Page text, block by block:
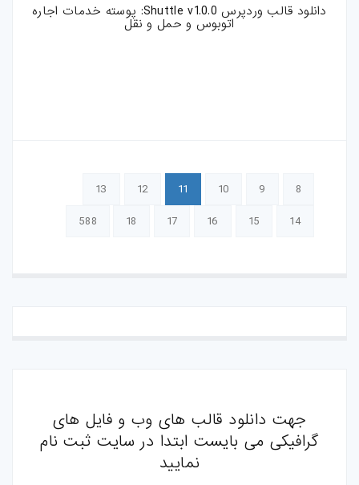
دانلود قالب وردپرس Shuttle v1.0.0: پوسته خدمات اجاره
اتوبوس و حمل و نقل
8
9
10
11
12
13
14
15
16
17
18
588
جهت دانلود قالب های وب و فایل های
گرافیکی می بایست ابتدا در سایت ثبت نام
نمایید